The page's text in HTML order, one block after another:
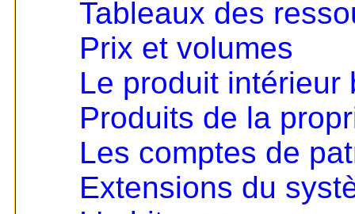
Tableaux des
Prix et volumes
Le produit intérieur
Produits de la
Les comptes de
Extensions du